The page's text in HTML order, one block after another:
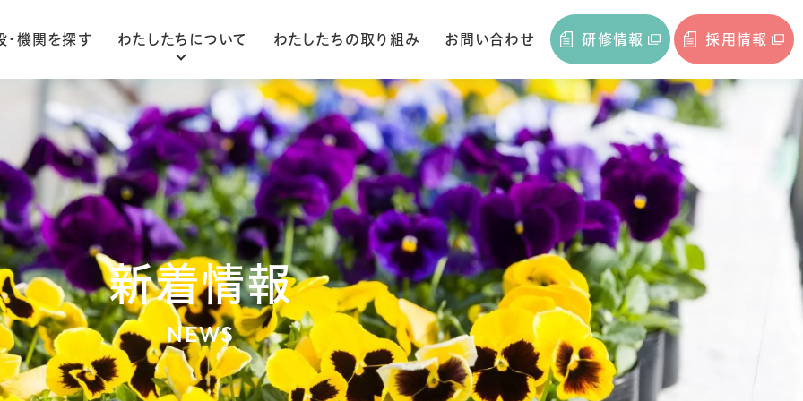
・機関を探す わたしたちについて
ごあいさつ
法人概要
組織図
わたしたちの取り組み お問い合わせ 研修情報 採用情報
新着情報
NEWS